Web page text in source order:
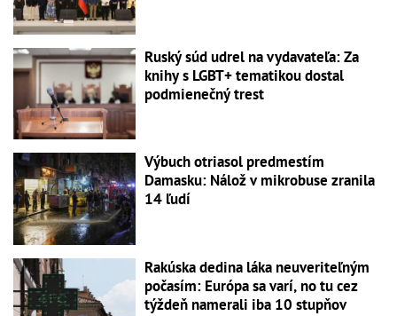
Ruský súd udrel na vydavateľa: Za
knihy s LGBT+ tematikou dostal
podmienečný trest
Výbuch otriasol predmestím
Damasku: Nálož v mikrobuse zranila
14 ľudí
Rakúska dedina láka neuveriteľným
počasím: Európa sa varí, no tu cez
týždeň namerali iba 10 stupňov